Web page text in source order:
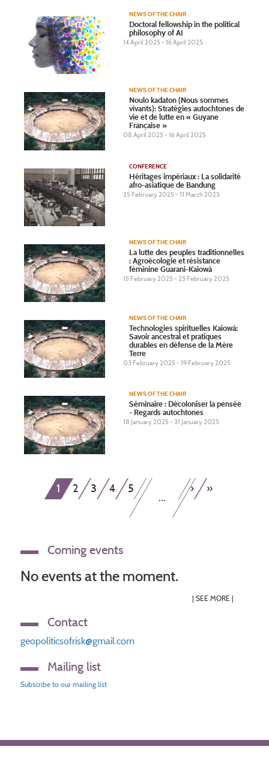
NEWS OF THE CHAIR
Doctoral fellowship in the political
philosophy of AI
14 April 2025 - 16 April 2025
NEWS OF THE CHAIR
Noulo kadaton (Nous sommes
vivants): Stratégies autochtones de
vie et de lutte en « Guyane
Française »
08 April 2025 - 16 April 2025
CONFERENCE
Héritages impériaux : La solidarité
afro-asiatique de Bandung
25 February 2025 - 11 March 2025
NEWS OF THE CHAIR
La lutte des peuples traditionnelles
: Agroécologie et résistance
féminine Guarani-Kaiowá
15 February 2025 - 25 February 2025
NEWS OF THE CHAIR
Technologies spirituelles Kaiowá:
Savoir ancestral et pratiques
durables en défense de la Mère
Terre
03 February 2025 - 19 February 2025
NEWS OF THE CHAIR
Séminaire : Décoloniser la pensée
- Regards autochtones
18 January 2025 - 31 January 2025
Current
page
1 Page
2 Page
3 Page
4 Page
5
…
Next
page
›
Last
»
Coming events
No events at the moment.
| SEE MORE |
Contact
geopoliticsofrisk@gmail.com
Mailing list
Subscribe to our mailing list